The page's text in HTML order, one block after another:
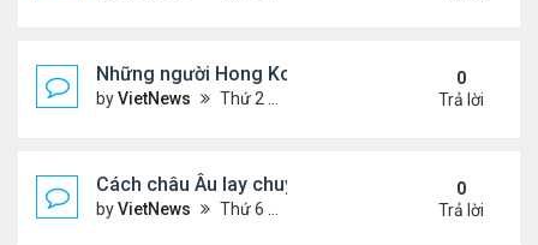
Những người Hong Kong trắng tay sau thảm họa
byVietNews Thứ 2 Tháng 12 01, 2025 5:49 pm
0
Trả lời
Cách châu Âu lay chuyển Mỹ về kế hoạch hòa
byVietNews Thứ 6 Tháng 11 28, 2025 4:28 pm
0
Trả lời